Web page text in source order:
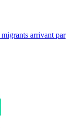
arrivant par